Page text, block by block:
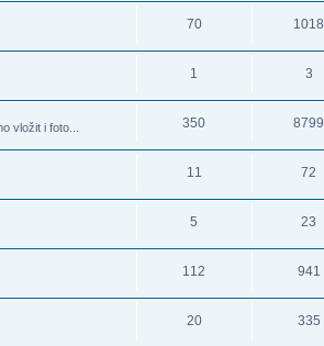
70 1018
1 3
vložit i foto...
350 8799
11 72
5 23
112 941
20 335